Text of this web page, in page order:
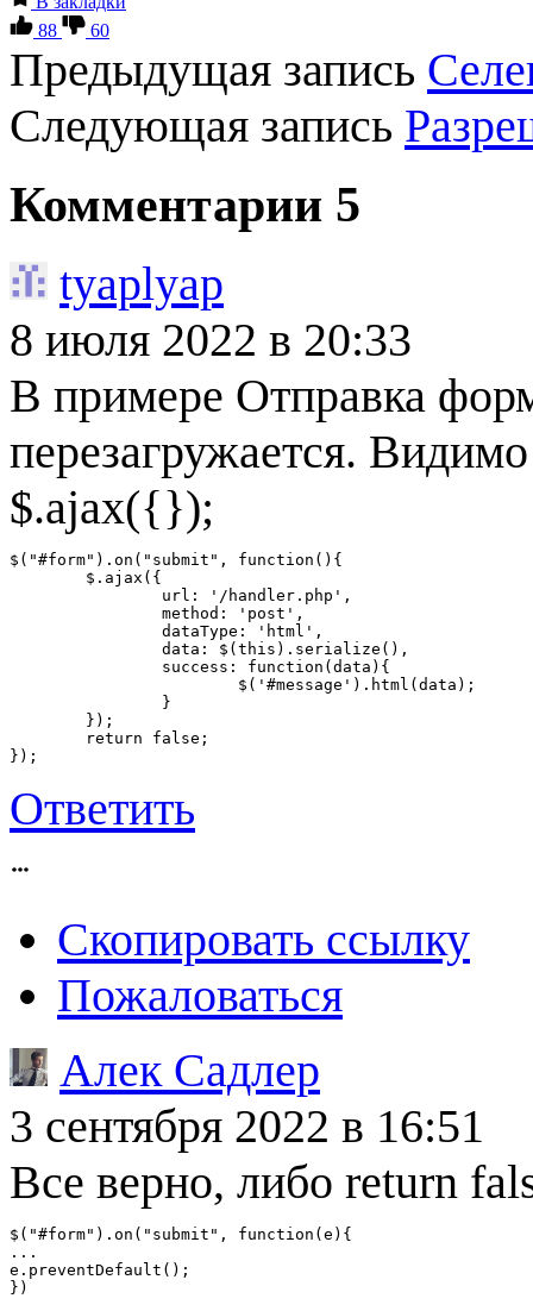
88
60
Предыдущая запись
Следующая запись
Комментарии 5
tyaplyap
8 июля 2022 в 20:33
В примере Отправка
перезагружается.
$.ajax({});
$("#form").on("submit", function(){
});
Ответить
Скопировать ссылку
Пожаловаться
Алек Садлер
3 сентября 2022 в 16:51
Все верно, либо return
$("#form").on("submit", function(e){
...
e.preventDefault();
})